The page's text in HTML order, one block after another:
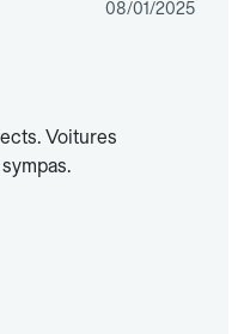
08/01/2025
Voitures